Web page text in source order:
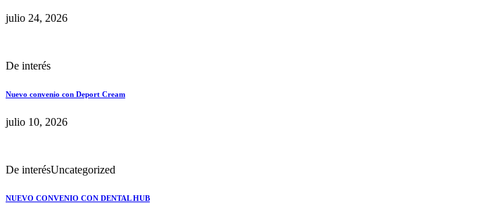
julio 24, 2026
De interés
Nuevo convenio con Deport Cream
julio 10, 2026
De interésUncategorized
NUEVO CONVENIO CON DENTAL HUB